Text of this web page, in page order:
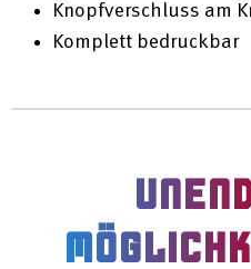
Knopfverschluss am
Komplett bedruckbar